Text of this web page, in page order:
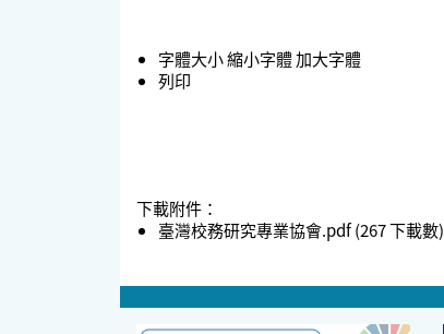
字體大小縮小字體加大字體
列印
下載附件：
臺灣校務研究專業協會.pdf (267 下載數)